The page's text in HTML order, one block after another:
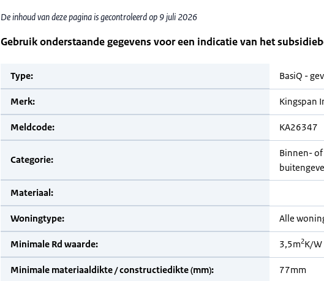
De inhoud van deze pagina is gecontroleerd op 9 juli 2026
Gebruik onderstaande gegevens voor een indicatie van het
Type: BasiQ -
Merk: Kingspan
Meldcode: KA26347
Categorie:
Binnen- of
Materiaal:
Woningtype: Alle
Minimale Rd waarde: 3,5m2K/W
Minimale materiaaldikte / constructiedikte (mm): 77mm